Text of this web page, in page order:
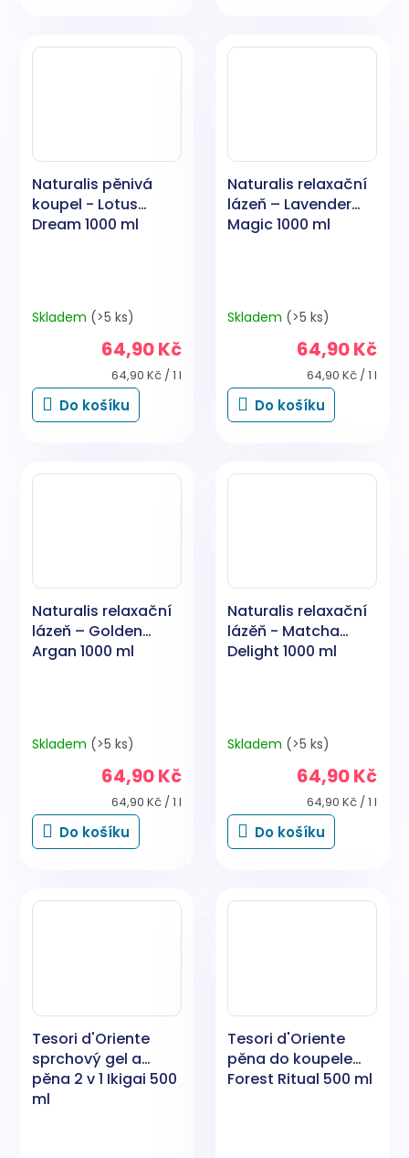
Naturalis pěnivá
koupel - Lotus
Dream 1000 ml
Skladem (>5 ks)
64,90 Kč
Měrná
cena:
64,90 Kč / 1 l
Do košíku
Naturalis relaxační
lázeň – Lavender
Magic 1000 ml
Skladem (>5 ks)
64,90 Kč
Měrná
cena:
64,90 Kč / 1 l
Do košíku
Naturalis relaxační
lázeň – Golden
Argan 1000 ml
Skladem (>5 ks)
64,90 Kč
Měrná
cena:
64,90 Kč / 1 l
Do košíku
Naturalis relaxační
lázěň - Matcha
Delight 1000 ml
Skladem (>5 ks)
64,90 Kč
Měrná
cena:
64,90 Kč / 1 l
Do košíku
Tesori d'Oriente
sprchový gel a
pěna 2 v 1 Ikigai 500
ml
Tesori d'Oriente
pěna do koupele
Forest Ritual 500 ml